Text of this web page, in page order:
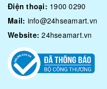
Điện thoại: 1900 0290
Mail: info@24hseamart.vn
Website: 24hseamart.vn